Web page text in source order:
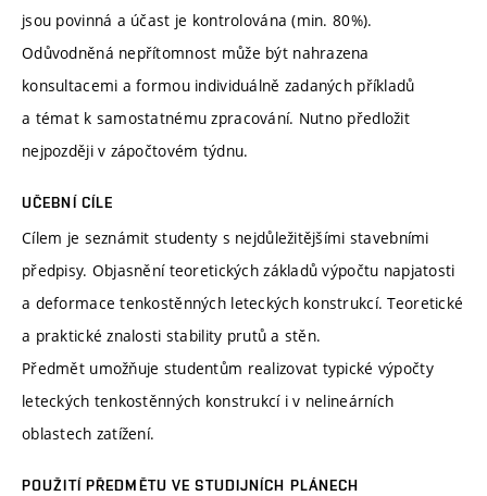
jsou povinná a účast je kontrolována (min. 80%).
Odůvodněná nepřítomnost může být nahrazena
konsultacemi a formou individuálně zadaných příkladů
a témat k samostatnému zpracování. Nutno předložit
nejpozději v zápočtovém týdnu.
UČEBNÍ CÍLE
Cílem je seznámit studenty s nejdůležitějšími stavebními
předpisy. Objasnění teoretických základů výpočtu napjatosti
a deformace tenkostěnných leteckých konstrukcí. Teoretické
a praktické znalosti stability prutů a stěn.
Předmět umožňuje studentům realizovat typické výpočty
leteckých tenkostěnných konstrukcí i v nelineárních
oblastech zatížení.
POUŽITÍ PŘEDMĚTU VE STUDIJNÍCH PLÁNECH